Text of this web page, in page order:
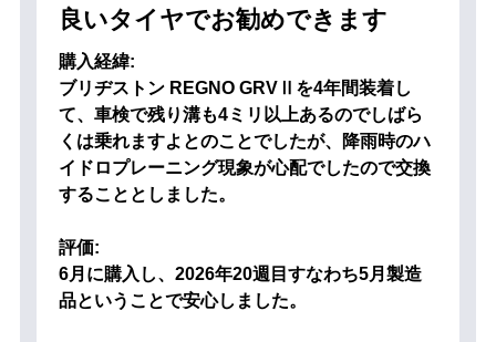
良いタイヤでお勧めできます
購入経緯:
ブリヂストン REGNO GRVⅡを4年間装着し
て、車検で残り溝も4ミリ以上あるのでしばら
くは乗れますよとのことでしたが、降雨時のハ
イドロプレーニング現象が心配でしたので交換
することとしました。
評価:
6月に購入し、2026年20週目すなわち5月製造
品ということで安心しました。